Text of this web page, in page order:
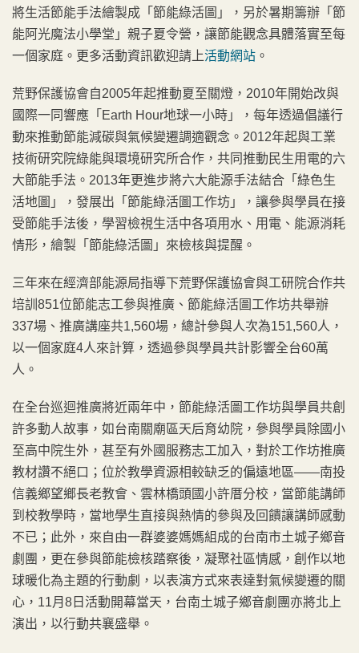
將生活節能手法繪製成「節能綠活圖」，另於暑期籌辦「節
能阿光魔法小學堂」親子夏令營，讓節能觀念具體落實至每
一個家庭。更多活動資訊歡迎請上活動網站 。
荒野保護協會自2005年起推動夏至關燈，2010年開始改與
國際一同響應「Earth Hour地球一小時」，每年透過倡議行
動來推動節能減碳與氣候變遷調適觀念。2012年起與工業
技術研究院綠能與環境研究所合作，共同推動民生用電的六
大節能手法。2013年更進步將六大能源手法結合「綠色生
活地圖」，發展出「節能綠活圖工作坊」，讓參與學員在接
受節能手法後，學習檢視生活中各項用水、用電、能源消耗
情形，繪製「節能綠活圖」來檢核與提醒。
三年來在經濟部能源局指導下荒野保護協會與工研院合作共
培訓851位節能志工參與推廣、節能綠活圖工作坊共舉辦
337場、推廣講座共1,560場，總計參與人次為151,560人，
以一個家庭4人來計算，透過參與學員共計影響全台60萬
人。
在全台巡迴推廣將近兩年中，節能綠活圖工作坊與學員共創
許多動人故事，如台南關廟區天后育幼院，參與學員除國小
至高中院生外，甚至有外國服務志工加入，對於工作坊推廣
教材讚不絕口；位於教學資源相較缺乏的偏遠地區——南投
信義鄉望鄉長老教會、雲林橋頭國小許厝分校，當節能講師
到校教學時，當地學生直接與熱情的參與及回饋讓講師感動
不已；此外，來自由一群婆婆媽媽組成的台南市土城子鄉音
劇團，更在參與節能檢核踏察後，凝聚社區情感，創作以地
球暖化為主題的行動劇，以表演方式來表達對氣候變遷的關
心，11月8日活動開幕當天，台南土城子鄉音劇團亦將北上
演出，以行動共襄盛舉。